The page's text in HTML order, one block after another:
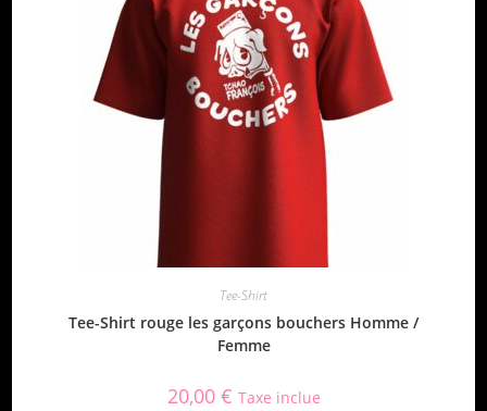
Tee-Shirt
Tee-Shirt rouge les garçons bouchers Homme /
Femme
20,00 € Taxe inclue